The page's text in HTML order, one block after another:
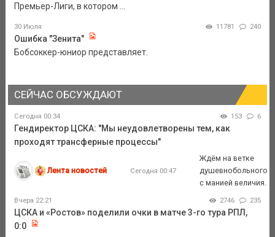
Премьер-Лиги, в котором ...
30 Июля 11781 240
Ошибка "Зенита"
Бобсоккер-юниор представляет.
СЕЙЧАС ОБСУЖДАЮТ
Сегодня 00:34 153 6
Гендиректор ЦСКА: "Мы неудовлетворены тем, как
проходят трансферные процессы"
Лента новостей Сегодня 00:47
Ждём на ветке
душевнобольного
с манией величия.
Вчера 22:21 2746 235
ЦСКА и «Ростов» поделили очки в матче 3-го тура РПЛ,
0:0